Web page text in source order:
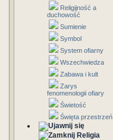
Religijność a
duchowość
Sumienie
Symbol
System ofiarny
Wszechwiedza
Zabawa i kult
Zarys
fenomenologii ofiary
Świetość
Święta przestrzeń
Religia